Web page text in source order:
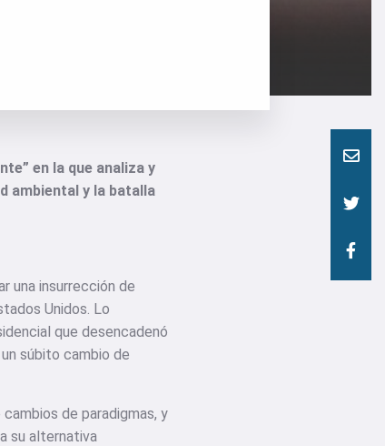
en la que analiza y
ambiental y la batalla
una insurrección de
Unidos. Lo
que desencadenó
súbito cambio de
de paradigmas, y
su alternativa